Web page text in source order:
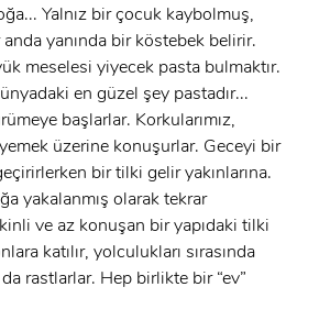
Yalnız bir çocuk kaybolmuş,
yanında bir köstebek belirir.
meselesi yiyecek pasta bulmaktır.
en güzel şey pastadır...
başlarlar. Korkularımız,
üzerine konuşurlar. Geceyi bir
bir tilki gelir yakınlarına.
yakalanmış olarak tekrar
ve az konuşan bir yapıdaki tilki
katılır, yolculukları sırasında
rastlarlar. Hep birlikte bir “ev”